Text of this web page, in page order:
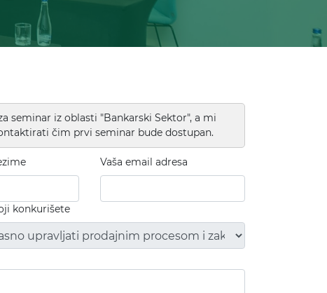
seminar iz oblasti "Bankarski Sektor", a mi
čim prvi seminar bude dostupan.
Vaša email adresa
konkurišete